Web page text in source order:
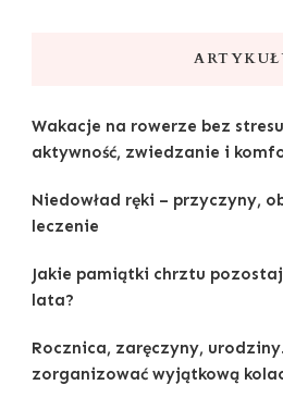
Wakacje na rowerze bez
aktywność, zwiedzanie i
Niedowład ręki – przyczyny,
leczenie
Jakie pamiątki chrztu
lata?
Rocznica, zaręczyny,
zorganizować wyjątkową